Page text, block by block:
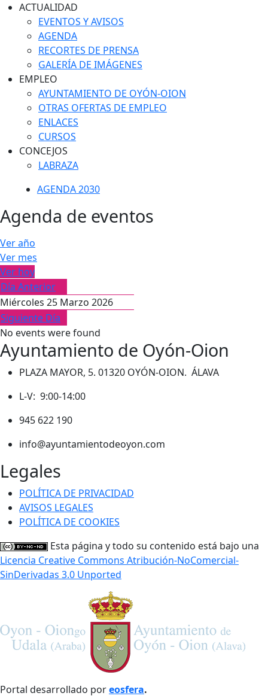
ACTUALIDAD
EVENTOS Y AVISOS
AGENDA
RECORTES DE PRENSA
GALERÍA DE IMÁGENES
EMPLEO
AYUNTAMIENTO DE OYÓN-OION
OTRAS OFERTAS DE EMPLEO
ENLACES
CURSOS
CONCEJOS
LABRAZA
AGENDA 2030
Agenda de eventos
Ver año
Ver mes
Ver hoy
Día Anterior
Miércoles 25 Marzo 2026
Siguiente Día
No events were found
Ayuntamiento de Oyón-Oion
PLAZA MAYOR, 5. 01320 OYÓN-OION. ÁLAVA
L-V: 9:00-14:00
945 622 190
info@ayuntamientodeoyon.com
Legales
POLÍTICA DE PRIVACIDAD
AVISOS LEGALES
POLÍTICA DE COOKIES
Esta página y todo su contenido está bajo una
Licencia Creative Commons Atribución-NoComercial-
SinDerivadas 3.0 Unported
Portal desarrollado poreosfera.